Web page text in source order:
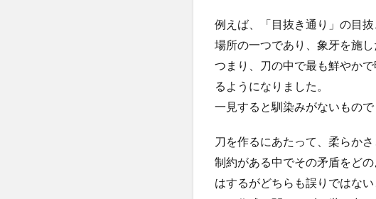
例えば、「目抜き通り」の目
場所の一つであり、象牙を施
つまり、刀の中で最も鮮やか
るようになりました。
一見すると馴染みがないもの
刀を作るにあたって、柔らか
制約がある中でその矛盾をど
はするがどちらも誤りではな